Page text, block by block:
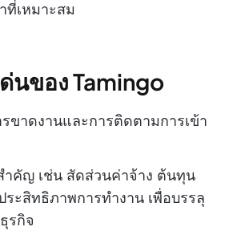
ที่เหมาะสม
นของ Tamingo
ขาดงานและการติดตามการเข้า
ำคัญ เช่น สัดส่วนค่าจ้าง ต้นทุน
ระสิทธิภาพการทำงาน เพื่อบรรลุ
รกิจ